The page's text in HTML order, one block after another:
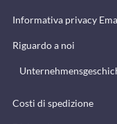
Informativa privacy
Riguardo a noi
Costi di spedizione